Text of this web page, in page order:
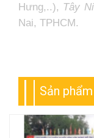
Hưng,..), Tây
Nai, TPHCM.
Sản